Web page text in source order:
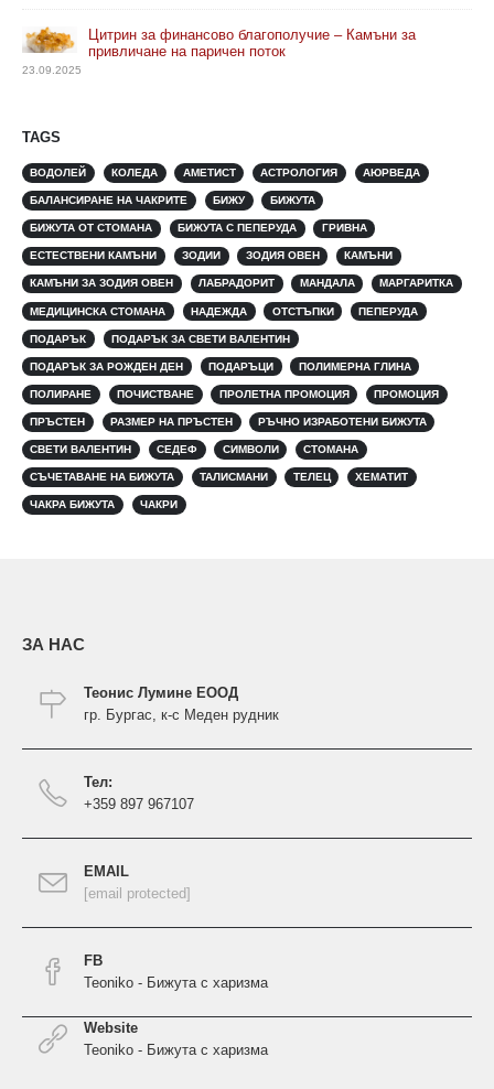
Цитрин за финансово благополучие – Камъни за
привличане на паричен поток
23.09.2025
TAGS
ВОДОЛЕЙ КОЛЕДА АМЕТИСТ АСТРОЛОГИЯ АЮРВЕДА
БАЛАНСИРАНЕ НА ЧАКРИТЕ БИЖУ БИЖУТА
БИЖУТА ОТ СТОМАНА БИЖУТА С ПЕПЕРУДА ГРИВНА
ЕСТЕСТВЕНИ КАМЪНИ ЗОДИИ ЗОДИЯ ОВЕН КАМЪНИ
КАМЪНИ ЗА ЗОДИЯ ОВЕН ЛАБРАДОРИТ МАНДАЛА МАРГАРИТКА
МЕДИЦИНСКА СТОМАНА НАДЕЖДА ОТСТЪПКИ ПЕПЕРУДА
ПОДАРЪК ПОДАРЪК ЗА СВЕТИ ВАЛЕНТИН
ПОДАРЪК ЗА РОЖДЕН ДЕН ПОДАРЪЦИ ПОЛИМЕРНА ГЛИНА
ПОЛИРАНЕ ПОЧИСТВАНЕ ПРОЛЕТНА ПРОМОЦИЯ ПРОМОЦИЯ
ПРЪСТЕН РАЗМЕР НА ПРЪСТЕН РЪЧНО ИЗРАБОТЕНИ БИЖУТА
СВЕТИ ВАЛЕНТИН СЕДЕФ СИМВОЛИ СТОМАНА
СЪЧЕТАВАНЕ НА БИЖУТА ТАЛИСМАНИ ТЕЛЕЦ ХЕМАТИТ
ЧАКРА БИЖУТА ЧАКРИ
ЗА НАС
Теонис Лумине ЕООД
гр. Бургас, к-с Меден рудник
Тел:
+359 897 967107
EMAIL
[email protected]
FB
Teoniko - Бижута с харизма
Website
Teoniko - Бижута с харизма